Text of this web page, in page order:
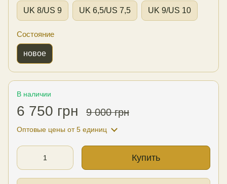
UK 8/US 9 UK 6,5/US 7,5 UK 9/US 10
Состояние
новое
В наличии
6 750 грн 9 000 грн
Оптовые цены от 5 единиц
Купить